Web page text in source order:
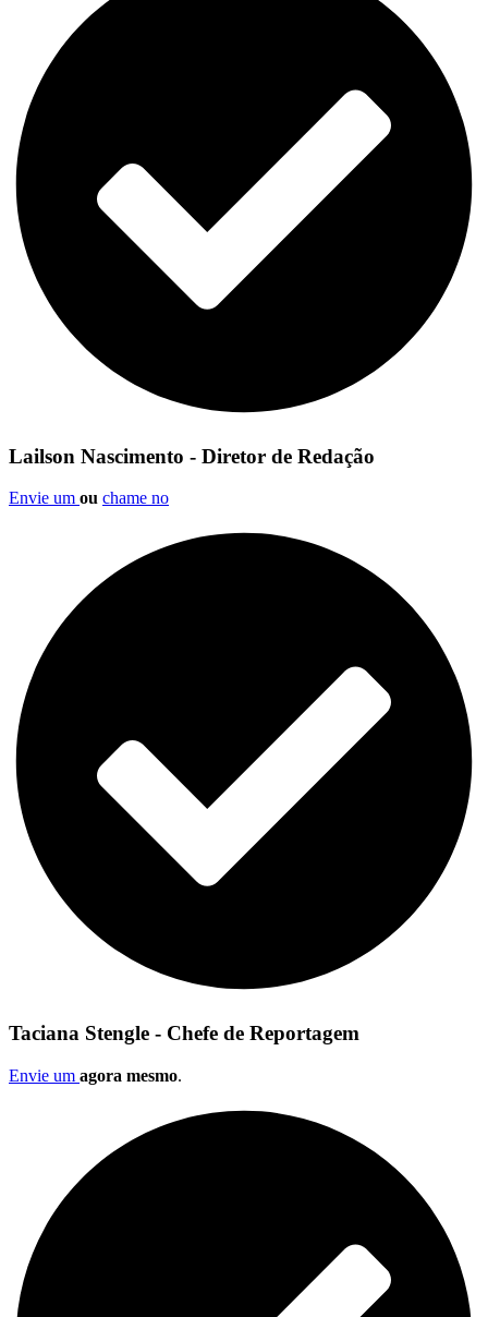
Lailson Nascimento - Diretor de Redação
Envie um ou chame no
Taciana Stengle - Chefe de Reportagem
Envie um agora mesmo.